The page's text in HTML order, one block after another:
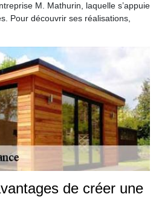
M. Mathurin, laquelle s’appuie
Pour découvrir ses réalisations,
de créer une